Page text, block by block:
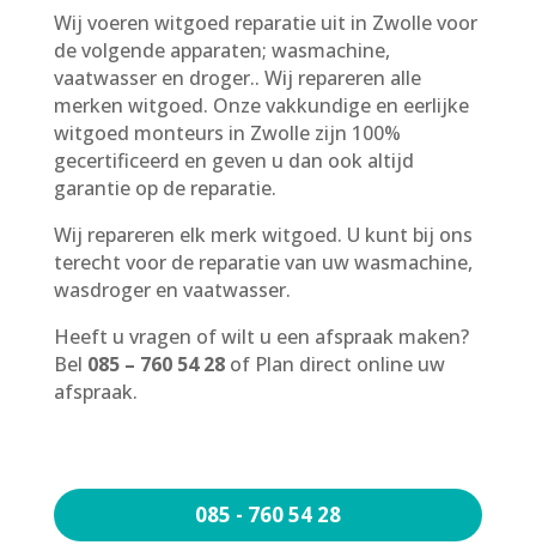
Wij voeren witgoed reparatie uit in Zwolle voor
de volgende apparaten; wasmachine,
vaatwasser en droger.. Wij repareren alle
merken witgoed. Onze vakkundige en eerlijke
witgoed monteurs in Zwolle zijn 100%
gecertificeerd en geven u dan ook altijd
garantie op de reparatie.
Wij repareren elk merk witgoed. U kunt bij ons
terecht voor de reparatie van uw wasmachine,
wasdroger en vaatwasser.
Heeft u vragen of wilt u een afspraak maken?
Bel 085 – 760 54 28of Plan direct online uw
afspraak.
085 - 760 54 28